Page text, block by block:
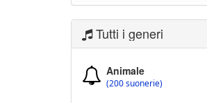
Tutti i generi
Animale
(200 suonerie)